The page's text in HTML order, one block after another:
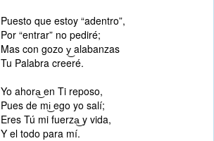
Puesto que estoy “adentro”,
Por “entrar” no pediré;
Mas con gozo y͜ alabanzas
Tu Palabra creeré.
Yo ahora͜ en Ti reposo,
Pues de mi͜ ego yo salí;
Eres Tú mi fuerza͜ y vida,
Y el todo para mí.